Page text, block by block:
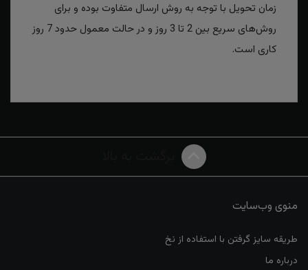
زمان تحویل با توجه به روش ارسال متفاوت بوده و برای
روش‌های سریع بین 2 تا 3 روز و در حالت معمول حدود 7 روز
کاری است.
منوی وب‌سایت
طریقه سایز گرفتن با استفاده از نخ
درباره ما